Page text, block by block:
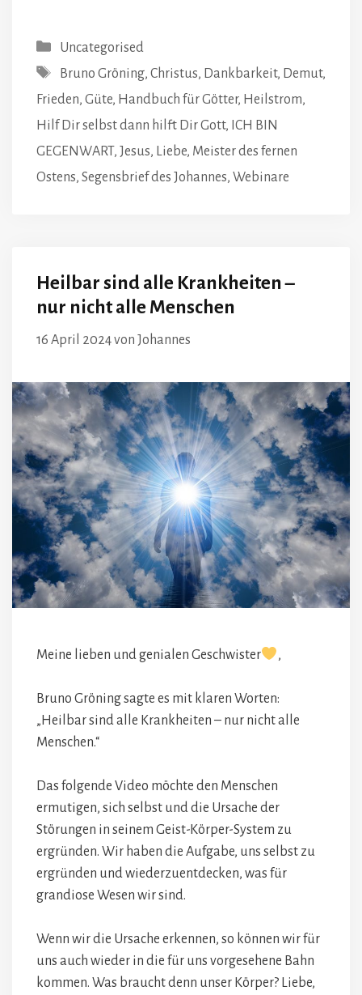
Kategorien
Uncategorised
Schlagwörter
Bruno Gröning, Christus, Dankbarkeit, Demut,
Frieden, Güte, Handbuch für Götter, Heilstrom,
Hilf Dir selbst dann hilft Dir Gott, ICH BIN
GEGENWART, Jesus, Liebe, Meister des fernen
Ostens, Segensbrief des Johannes, Webinare
Heilbar sind alle Krankheiten –
nur nicht alle Menschen
16 April 2024von Johannes
Meine lieben und genialen Geschwister ,
Bruno Gröning sagte es mit klaren Worten:
„Heilbar sind alle Krankheiten – nur nicht alle
Menschen.“
Das folgende Video möchte den Menschen
ermutigen, sich selbst und die Ursache der
Störungen in seinem Geist-Körper-System zu
ergründen. Wir haben die Aufgabe, uns selbst zu
ergründen und wiederzuentdecken, was für
grandiose Wesen wir sind.
Wenn wir die Ursache erkennen, so können wir für
uns auch wieder in die für uns vorgesehene Bahn
kommen. Was braucht denn unser Körper? Liebe,